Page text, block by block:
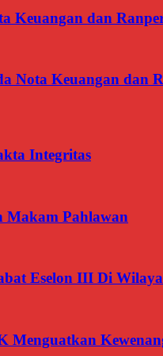
Keuangan dan
Nota Keuangan dan
Integritas
Makam Pahlawan
Eselon III Di
Menguatkan